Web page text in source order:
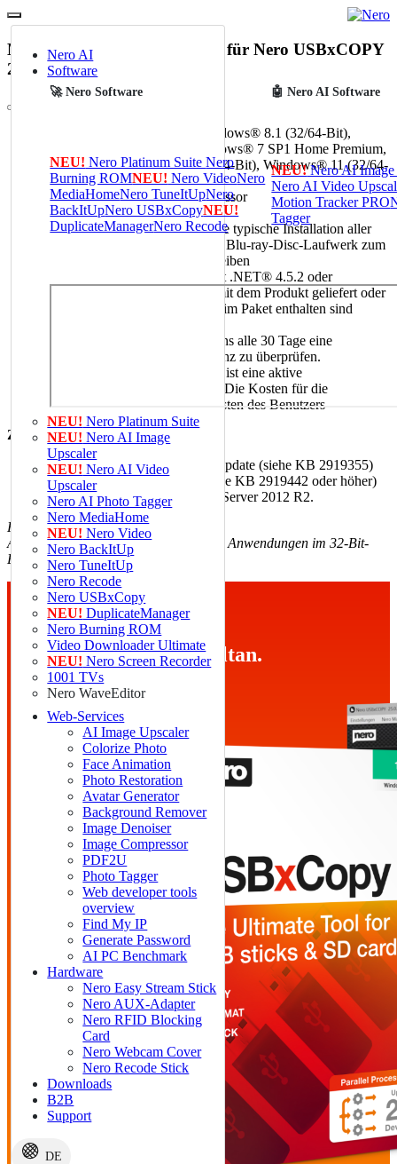
Nero AI
Software
🚀 Nero Software 🤖 Nero AI Software
NEU! Nero Platinum SuiteNero
Burning ROMNEU! Nero VideoNero
MediaHomeNero TuneItUpNero
BackItUpNero USBxCopyNEU!
DuplicateManagerNero Recode
NEU!Nero AI Image
Nero AI Video
Motion Tracker PRO
Tagger
NEU! Nero Platinum Suite
NEU! Nero AI Image
Upscaler
NEU! Nero AI Video
Upscaler
Nero AI Photo Tagger
Nero MediaHome
NEU! Nero Video
Nero BackItUp
Nero TuneItUp
Nero Recode
Nero USBxCopy
NEU! DuplicateManager
Nero Burning ROM
Video Downloader Ultimate
NEU! Nero Screen Recorder
1001 TVs
Nero WaveEditor
Web-Services
AI Image Upscaler
Colorize Photo
Face Animation
Photo Restoration
Avatar Generator
Background Remover
Image Denoiser
Image Compressor
PDF2U
Photo Tagger
Web developer tools
overview
Find My IP
Generate Password
AI PC Benchmark
Hardware
Nero Easy Stream Stick
Nero AUX-Adapter
Nero RFID Blocking
Card
Nero Webcam Cover
Nero Recode Stick
Downloads
B2B
Support
DE
Mindestsystemanforderungen für Nero USBxCOPY
2026
Windows® 10 (32/64-Bit), Windows® 8.1 (32/64-Bit),
Windows® 8 (32/64-Bit), Windows® 7 SP1 Home Premium,
Professional oder Ultimate (32/64-Bit), Windows® 11 (32/64-
Bit)
2 GHz AMD- oder Intel®-Prozessor
1 GB RAM
1 GB Festplattenspeicher für eine typische Installation aller
Komponenten CD-, DVD- oder Blu-ray-Disc-Laufwerk zum
Beschreiben oder Wiederbeschreiben
Drittkomponenten wie Microsoft .NET® 4.5.2 oder
Microsoft® DirectX® werden mit dem Produkt geliefert oder
heruntergeladen, wenn sie nicht im Paket enthalten sind
Die Software erfordert mindestens alle 30 Tage eine
Internetverbindung, um die Lizenz zu überprüfen.
Für die Installation des Produkts ist eine aktive
Internetverbindung erforderlich. Die Kosten für die
Internetverbindung gehen zu Lasten des Benutzers
Zusätzliche Anforderungen
Für Windows 8.1 : April 2014 Update (siehe KB 2919355)
und Servicing Stack Update siehe KB 2919442 oder höher)
für Windows 8.1 und Windows Server 2012 R2.
Hinweis:
Auf 64-Bit-Betriebssystemen laufen die Anwendungen im 32-Bit-
Emulationsmodus.
♆ Das Profi Tool
Schnell. Sicher. Simultan.